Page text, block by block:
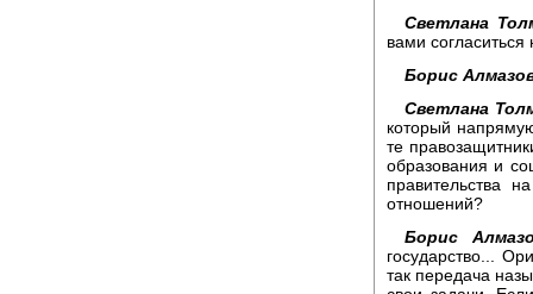
Светлана
вами согласиться
Борис
Светлана
который
те
образования и
правительства
отношений?
Борис
государство...
так передача